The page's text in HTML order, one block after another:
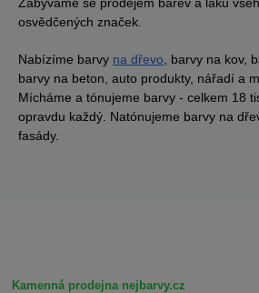
osvědčených značek.
Nabízíme barvy na dřevo , barvy na kov,
barvy na beton, auto produkty, nářadí a
Mícháme a tónujeme barvy - celkem 18
opravdu každý. Natónujeme barvy na
fasády.
Kamenná prodejna nejbarvy.cz